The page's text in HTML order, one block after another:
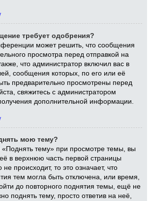
требует одобрения?
может решить, что сообщения
просмотра перед отправкой на
что администратор включил вас в
сообщения которых, по его или её
предварительно просмотрены перед
свяжитесь с администратором
дополнительной информации.
мою тему?
«Поднять тему» при просмотре темы, вы
в верхнюю часть первой страницы
происходит, то это означает, что
тем могла быть отключена, или время,
до повторного поднятия темы, ещё не
поднять тему, просто ответив на неё,